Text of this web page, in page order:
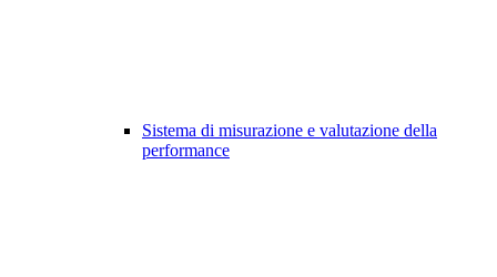
Sistema di misurazione e valutazione della
performance